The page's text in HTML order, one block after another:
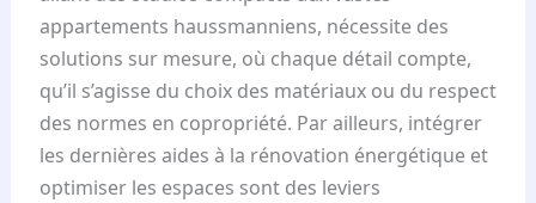
appartements haussmanniens, nécessite des
solutions sur mesure, où chaque détail compte,
qu’il s’agisse du choix des matériaux ou du respect
des normes en copropriété. Par ailleurs, intégrer
les dernières aides à la rénovation énergétique et
optimiser les espaces sont des leviers